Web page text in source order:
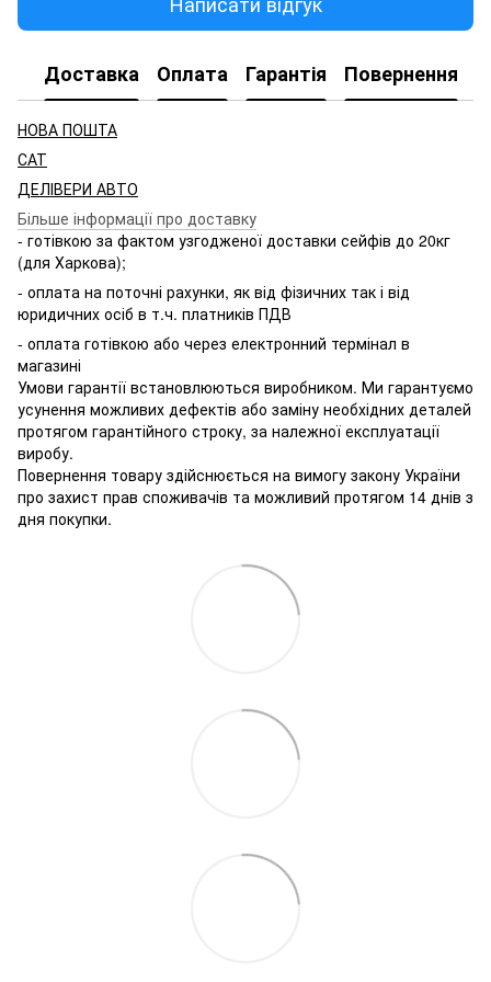
Доставка Оплата Гарантія Повернення
НОВА ПОШТА
САТ
ДЕЛІВЕРИ АВТО
Більше інформації про доставку
- готівкою за фактом узгодженої доставки сейфів до 20кг
(для Харкова);
- оплата на поточні рахунки, як від фізичних так і від
юридичних осіб в т.ч. платників ПДВ
- оплата готівкою або через електронний термінал в
магазині
Умови гарантії встановлюються виробником. Ми гарантуємо
усунення можливих дефектів або заміну необхідних деталей
протягом гарантійного строку, за належної експлуатації
виробу.
Повернення товару здійснюється на вимогу закону України
про захист прав споживачів та можливий протягом 14 днів з
дня покупки.